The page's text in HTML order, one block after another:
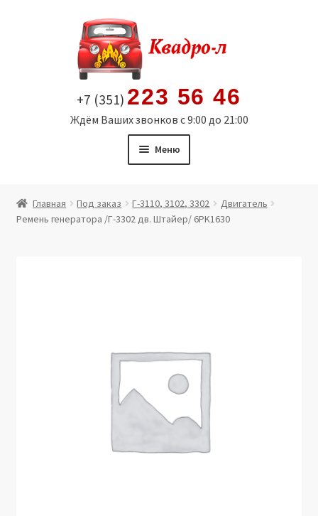
содержимому
+7 (351) 223 56 46
Ждём Ваших звонков с 9:00 до 21:00
Меню
Витрина
Юридические данные
Главная Под заказ Г-3110, 3102, 3302
Двигатель
Ремень генератора /Г-3302 дв. Штайер/ 6PK1630